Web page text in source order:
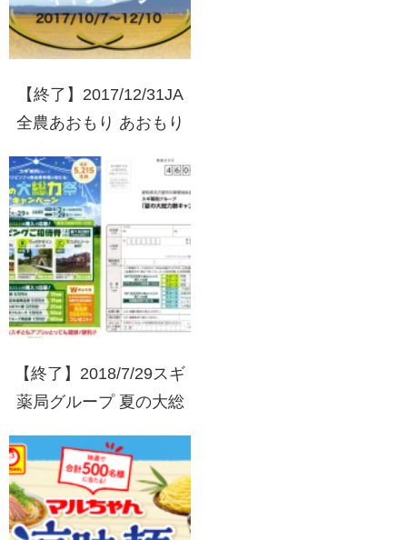
【終了】2017/12/31JA
全農あおもり あおもり
ン「青天のロマンにまっ
しぐら」
【終了】2018/7/29スギ
薬局グループ 夏の大総